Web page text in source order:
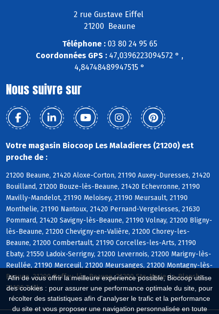
Afin de vous offrir la meilleure expérience possible, Biocoop utilise
des cookies : pour assurer une performance optimale du site, pour
récolter des statistiques afin d'analyser le trafic et la performance
du site et vous proposer une navigation personnalisée en toute
2 rue Gustave Eiffel
21200 Beaune
Téléphone :03 80 24 95 65
Coordonnées GPS : 47,0396223094572 ° ,
4,84748489947515 °
Nous suivre sur
Votre magasin Biocoop Les Maladieres (21200) est
proche de :
21200 Beaune, 21420 Aloxe-Corton, 21190 Auxey-Duresses, 21420
Bouilland, 21200 Bouze-lès-Beaune, 21420 Echevronne, 21190
Mavilly-Mandelot, 21190 Meloisey, 21190 Meursault, 21190
Monthelie, 21190 Nantoux, 21420 Pernand-Vergelesses, 21630
Pommard, 21420 Savigny-lès-Beaune, 21190 Volnay, 21200 Bligny-
lès-Beaune, 21200 Chevigny-en-Valière, 21200 Chorey-les-
Beaune, 21200 Combertault, 21190 Corcelles-les-Arts, 21190
Ebaty, 21550 Ladoix-Serrigny, 21200 Levernois, 21200 Marigny-lès-
Reullée, 21190 Merceuil, 21200 Meursanges, 21200 Montagny-lès-
Beaune, 21200 Ruffey-lès-Beaune, 21200 Ste-Marie-la-Blanche,
21190 Tailly